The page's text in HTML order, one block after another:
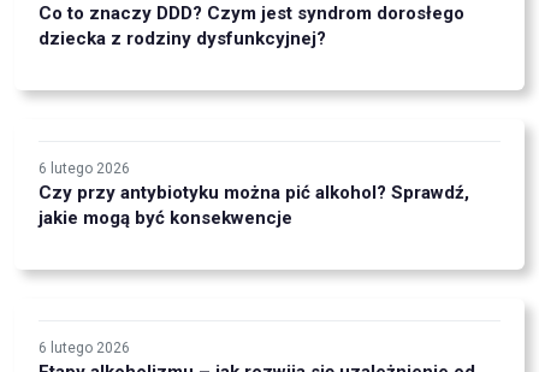
Co to znaczy DDD? Czym jest syndrom dorosłego
dziecka z rodziny dysfunkcyjnej?
6 lutego 2026
Czy przy antybiotyku można pić alkohol? Sprawdź,
jakie mogą być konsekwencje
6 lutego 2026